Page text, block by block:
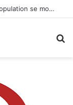
Manifestation à Springfield (Ohio) : La population se mobilise pour les Haïtiens face au TPS et aux bracelets électroniques